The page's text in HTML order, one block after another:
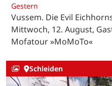
Gestern
Vussem. Die Evil
Mittwoch, 12. August,
Mofatour »MoMoTo«
Schleiden